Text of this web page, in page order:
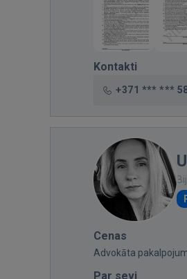
Kontakti
+371 *** ***
Cenas
Advokāta
Par sevi